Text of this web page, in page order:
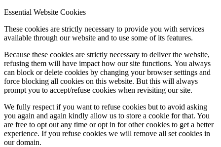
Essential Website Cookies
These cookies are strictly necessary to provide you with services
available through our website and to use some of its features.
Because these cookies are strictly necessary to deliver the website,
refusing them will have impact how our site functions. You always
can block or delete cookies by changing your browser settings and
force blocking all cookies on this website. But this will always
prompt you to accept/refuse cookies when revisiting our site.
We fully respect if you want to refuse cookies but to avoid asking
you again and again kindly allow us to store a cookie for that. You
are free to opt out any time or opt in for other cookies to get a better
experience. If you refuse cookies we will remove all set cookies in
our domain.